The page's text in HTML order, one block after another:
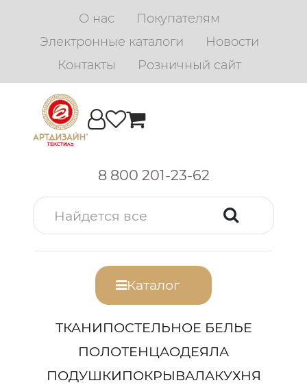
О нас
Покупателям
Электронные каталоги
Новости
Контакты
Розничный сайт
8 800 201-23-62
Каталог
ТКАНИПОСТЕЛЬНОЕ БЕЛЬЕ
ПОЛОТЕНЦАОДЕЯЛА
ПОДУШКИПОКРЫВАЛАКУХНЯ